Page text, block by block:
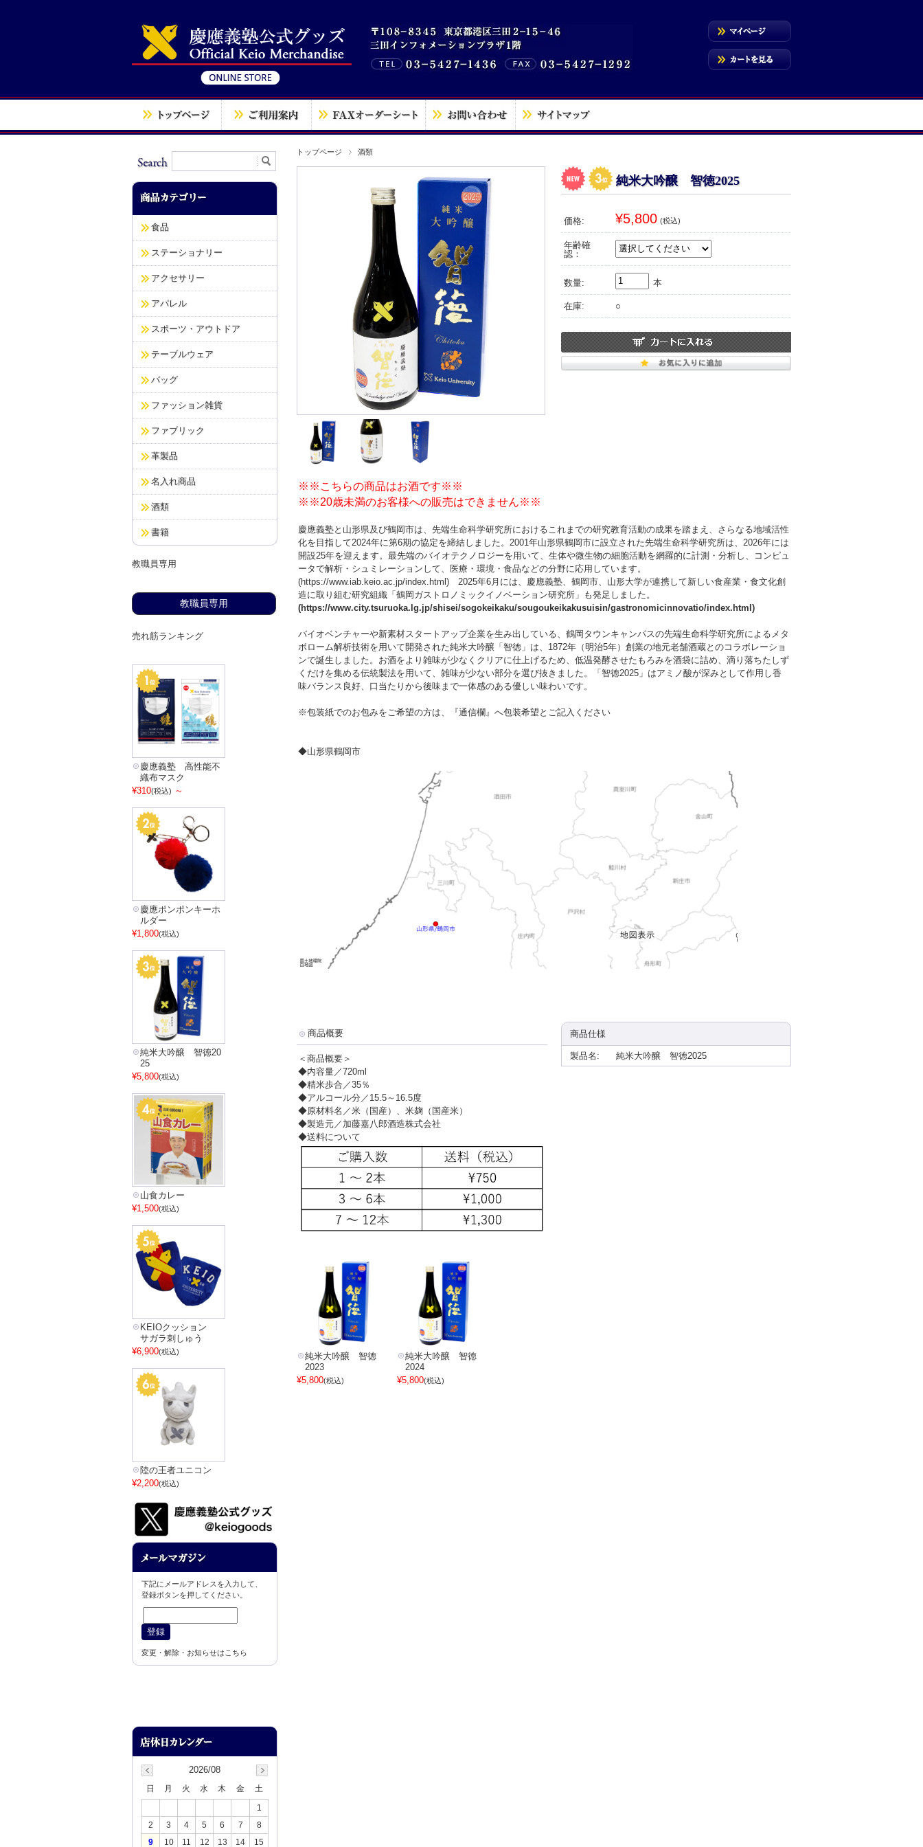
トップページ 酒類
純米大吟醸 智徳2025
価格: ¥5,800 (税込)
年齢確
認：
数量: 本
在庫: ○
※※こちらの商品はお酒です※※
※※20歳未満のお客様への販売はできません※※
慶應義塾と山形県及び鶴岡市は、先端生命科学研究所におけるこれまでの研究教育活動の成果を踏まえ、さらなる地域活性
化を目指して2024年に第6期の協定を締結しました。2001年山形県鶴岡市に設立された先端生命科学研究所は、2026年には
開設25年を迎えます。最先端のバイオテクノロジーを用いて、生体や微生物の細胞活動を網羅的に計測・分析し、コンピュ
ータで解析・シュミレーションして、医療・環境・食品などの分野に応用しています。
(https://www.iab.keio.ac.jp/index.html) 2025年6月には、慶應義塾、鶴岡市、山形大学が連携して新しい食産業・食文化創
造に取り組む研究組織「鶴岡ガストロノミックイノベーション研究所」も発足しました。
(https://www.city.tsuruoka.lg.jp/shisei/sogokeikaku/sougoukeikakusuisin/gastronomicinnovatio/index.html)
バイオベンチャーや新素材スタートアップ企業を生み出している、鶴岡タウンキャンパスの先端生命科学研究所によるメタ
ボローム解析技術を用いて開発された純米大吟醸「智徳」は、1872年（明治5年）創業の地元老舗酒蔵とのコラボレーショ
ンで誕生しました。お酒をより雑味が少なくクリアに仕上げるため、低温発酵させたもろみを酒袋に詰め、滴り落ちたしず
くだけを集める伝統製法を用いて、雑味が少ない部分を選び抜きました。「智徳2025」はアミノ酸が深みとして作用し香
味バランス良好、口当たりから後味まで一体感のある優しい味わいです。
※包装紙でのお包みをご希望の方は、『通信欄』へ包装希望とご記入ください
◆山形県鶴岡市
商品仕様
製品名: 純米大吟醸 智徳2025
商品概要
＜商品概要＞
◆内容量／720ml
◆精米歩合／35％
◆アルコール分／15.5～16.5度
◆原材料名／米（国産）、米麹（国産米）
◆製造元／加藤嘉八郎酒造株式会社
◆送料について
純米大吟醸 智徳
2023
¥5,800(税込)
純米大吟醸 智徳
2024
¥5,800(税込)
食品
ステーショナリー
アクセサリー
アパレル
スポーツ・アウトドア
テーブルウェア
バッグ
ファッション雑貨
ファブリック
革製品
名入れ商品
酒類
書籍
教職員専用
教職員専用
売れ筋ランキング
慶應義塾 高性能不
織布マスク
¥310(税込) ～
慶應ポンポンキーホ
ルダー
¥1,800(税込)
純米大吟醸 智徳20
25
¥5,800(税込)
山食カレー
¥1,500(税込)
KEIOクッション
サガラ刺しゅう
¥6,900(税込)
陸の王者ユニコン
¥2,200(税込)
下記にメールアドレスを入力して、
登録ボタンを押してください。
変更・解除・お知らせはこちら
2026/08
日 月 火 水 木 金
土
1
2
3 4 5 6 7
8
9
10 11 12 13 14 15